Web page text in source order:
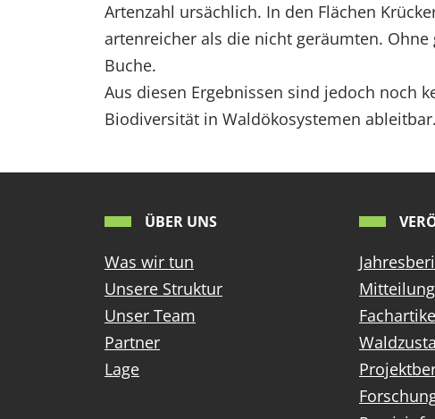
Artenzahl ursächlich. In den Flächen
artenreicher als die nicht geräumten.
Buche.
Aus diesen Ergebnissen sind jedoch noch
Biodiversität in Waldökosystemen ableitbar.
ÜBER UNS
Was wir tun
Unsere Struktur
Unser Team
Partner
Lage